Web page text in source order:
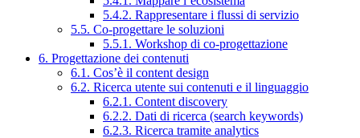
5.4.2. Rappresentare i flussi di servizio
5.5. Co-progettare le soluzioni
5.5.1. Workshop di co-progettazione
6. Progettazione dei contenuti
6.1. Cos’è il content design
6.2. Ricerca utente sui contenuti e il linguaggio
6.2.1. Content discovery
6.2.2. Dati di ricerca (search keywords)
6.2.3. Ricerca tramite analytics